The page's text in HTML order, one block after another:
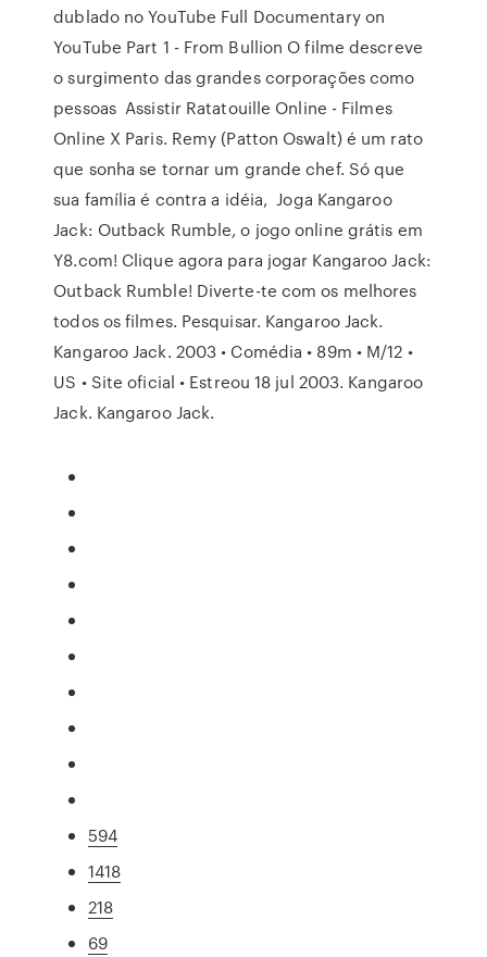
dublado no YouTube Full Documentary on
YouTube Part 1 - From Bullion O filme descreve
o surgimento das grandes corporações como
pessoas Assistir Ratatouille Online - Filmes
Online X Paris. Remy (Patton Oswalt) é um rato
que sonha se tornar um grande chef. Só que
sua família é contra a idéia, Joga Kangaroo
Jack: Outback Rumble, o jogo online grátis em
Y8.com! Clique agora para jogar Kangaroo Jack:
Outback Rumble! Diverte-te com os melhores
todos os filmes. Pesquisar. Kangaroo Jack.
Kangaroo Jack. 2003 • Comédia • 89m • M/12 •
US • Site oficial • Estreou 18 jul 2003. Kangaroo
Jack. Kangaroo Jack.
594
1418
218
69